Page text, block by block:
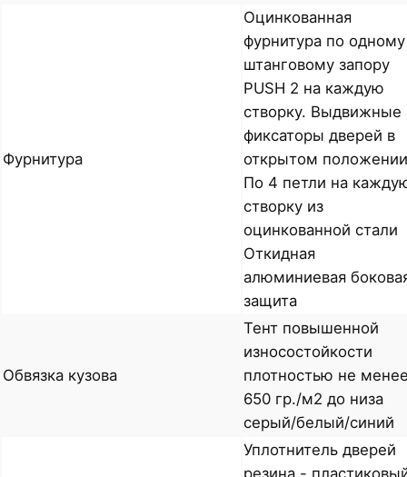
Фурнитура
Оцинкованная
фурнитура по одному
штанговому запору
PUSH 2 на каждую
створку. Выдвижные
фиксаторы дверей в
открытом
По 4 петли на
створку из
оцинкованной стали
Откидная
алюминиевая
защита
Обвязка кузова
Тент повышенной
износостойкости
плотностью не
650 гр./м2 до низа
серый/белый/синий
Уплотнитель дверей
резина -